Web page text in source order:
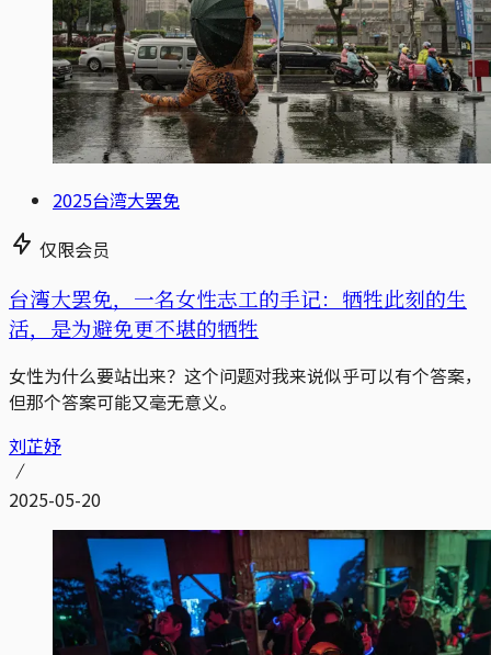
2025台湾大罢免
仅限会员
台湾大罢免，一名女性志工的手记：牺牲此刻的生
活，是为避免更不堪的牺牲
女性为什么要站出来？这个问题对我来说似乎可以有个答案，
但那个答案可能又毫无意义。
刘芷妤
2025-05-20